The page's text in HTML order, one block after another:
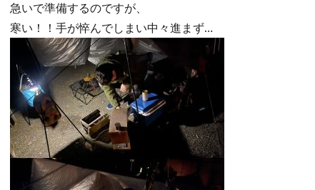
急いで準備するのですが、
寒い！！手が悴んでしまい中々進まず…